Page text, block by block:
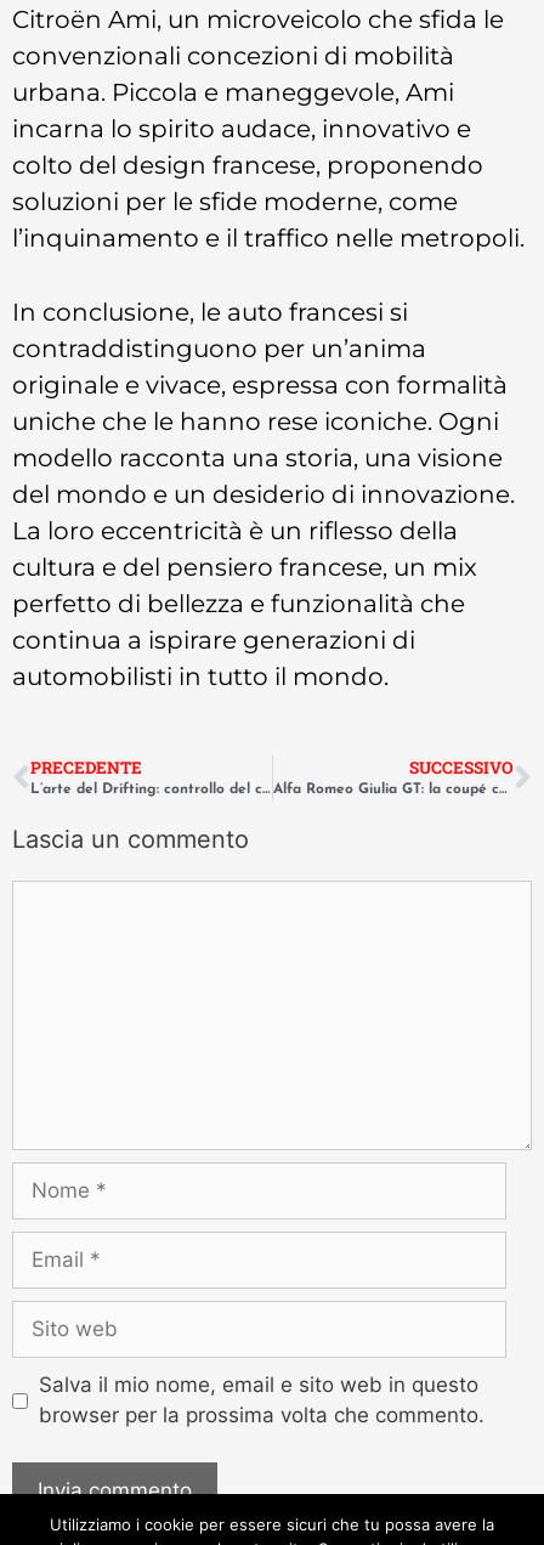
Citroën Ami, un microveicolo che sfida le
convenzionali concezioni di mobilità
urbana. Piccola e maneggevole, Ami
incarna lo spirito audace, innovativo e
colto del design francese, proponendo
soluzioni per le sfide moderne, come
l’inquinamento e il traffico nelle metropoli.
In conclusione, le auto francesi si
contraddistinguono per un’anima
originale e vivace, espressa con formalità
uniche che le hanno rese iconiche. Ogni
modello racconta una storia, una visione
del mondo e un desiderio di innovazione.
La loro eccentricità è un riflesso della
cultura e del pensiero francese, un mix
perfetto di bellezza e funzionalità che
continua a ispirare generazioni di
automobilisti in tutto il mondo.
PRECEDENTE
L’arte del Drifting: controllo del caos e tecnica di guida spiegata.
SUCCESSIVO
Alfa Romeo Giulia GT: la coupé che ha fatto innamorare una generazione.
Lascia un commento
Salva il mio nome, email e sito web in questo
browser per la prossima volta che commento.
Utilizziamo i cookie per essere sicuri che tu possa avere la